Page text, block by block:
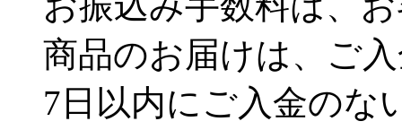
商品のお届けは、ご
7日以内にご入金のな